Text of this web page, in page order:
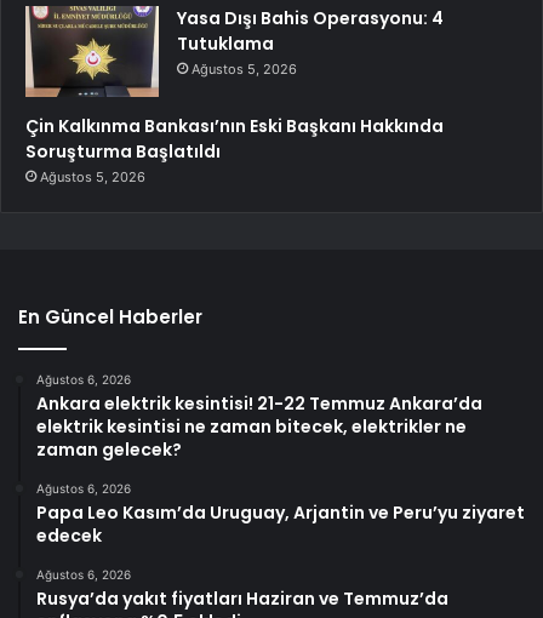
Yasa Dışı Bahis Operasyonu: 4
Tutuklama
Ağustos 5, 2026
Çin Kalkınma Bankası’nın Eski Başkanı Hakkında
Soruşturma Başlatıldı
Ağustos 5, 2026
En Güncel Haberler
Ağustos 6, 2026
Ankara elektrik kesintisi! 21-22 Temmuz Ankara’da
elektrik kesintisi ne zaman bitecek, elektrikler ne
zaman gelecek?
Ağustos 6, 2026
Papa Leo Kasım’da Uruguay, Arjantin ve Peru’yu ziyaret
edecek
Ağustos 6, 2026
Rusya’da yakıt fiyatları Haziran ve Temmuz’da